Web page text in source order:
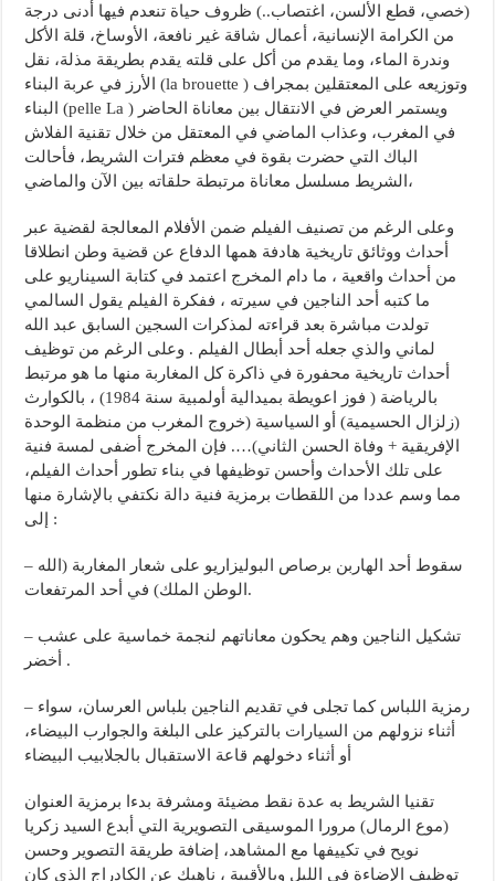
(خصي، قطع الألسن، اغتصاب..) ظروف حياة تنعدم فيها أدنى درجة
من الكرامة الإنسانية، أعمال شاقة غير نافعة، الأوساخ، قلة الأكل
وندرة الماء، وما يقدم من أكل على قلته يقدم بطريقة مذلة، نقل
الأرز في عربة البناء (la brouette ) وتوزيعه على المعتقلين بمجراف
البناء (pelle La ) ويستمر العرض في الانتقال بين معاناة الحاضر
في المغرب، وعذاب الماضي في المعتقل من خلال تقنية الفلاش
الباك التي حضرت بقوة في معظم فترات الشريط، فأحالت
الشريط مسلسل معاناة مرتبطة حلقاته بين الآن والماضي،
وعلى الرغم من تصنيف الفيلم ضمن الأفلام المعالجة لقضية عبر
أحداث ووثائق تاريخية هادفة همها الدفاع عن قضية وطن انطلاقا
من أحداث واقعية ، ما دام المخرج اعتمد في كتابة السيناريو على
ما كتبه أحد الناجين في سيرته ، ففكرة الفيلم يقول السالمي
تولدت مباشرة بعد قراءته لمذكرات السجين السابق عبد الله
لماني والذي جعله أحد أبطال الفيلم . وعلى الرغم من توظيف
أحداث تاريخية محفورة في ذاكرة كل المغاربة منها ما هو مرتبط
بالرياضة ( فوز اعويطة بميدالية أولمبية سنة 1984) ، بالكوارث
(زلزال الحسيمية) أو السياسية (خروج المغرب من منظمة الوحدة
الإفريقية + وفاة الحسن الثاني)…. فإن المخرج أضفى لمسة فنية
على تلك الأحداث وأحسن توظيفها في بناء تطور أحداث الفيلم،
مما وسم عددا من اللقطات برمزية فنية دالة نكتفي بالإشارة منها
إلى :
– سقوط أحد الهاربن برصاص البوليزاريو على شعار المغاربة (الله
الوطن الملك) في أحد المرتفعات.
– تشكيل الناجين وهم يحكون معاناتهم لنجمة خماسية على عشب
أخضر .
– رمزية اللباس كما تجلى في تقديم الناجين بلباس العرسان، سواء
أثناء نزولهم من السيارات بالتركيز على البلغة والجوارب البيضاء،
أو أثناء دخولهم قاعة الاستقبال بالجلابيب البيضاء
تقنيا الشريط به عدة نقط مضيئة ومشرفة بدءا برمزية العنوان
(موع الرمال) مرورا الموسيقى التصويرية التي أبدع السيد زكريا
نويح في تكييفها مع المشاهد، إضافة طريقة التصوير وحسن
توظيف الإضاءة في الليل وبالأقبية ، ناهيك عن الكادراج الذي كان